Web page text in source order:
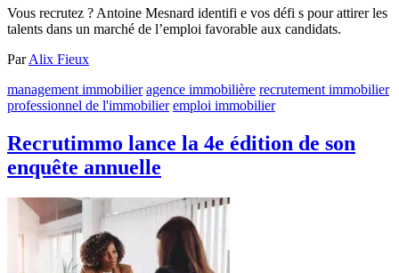
Vous recrutez ? Antoine Mesnard identifi e vos défi s pour attirer les
talents dans un marché de l’emploi favorable aux candidats.
ParAlix Fieux
management immobilier agence immobilière recrutement immobilier
professionnel de l'immobilier emploi immobilier
Recrutimmo lance la 4e édition de son
enquête annuelle